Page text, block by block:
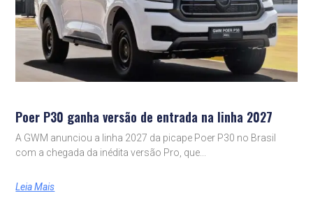
Poer P30 ganha versão de entrada na linha 2027
A GWM anunciou a linha 2027 da picape Poer P30 no Brasil
com a chegada da inédita versão Pro, que
Leia Mais